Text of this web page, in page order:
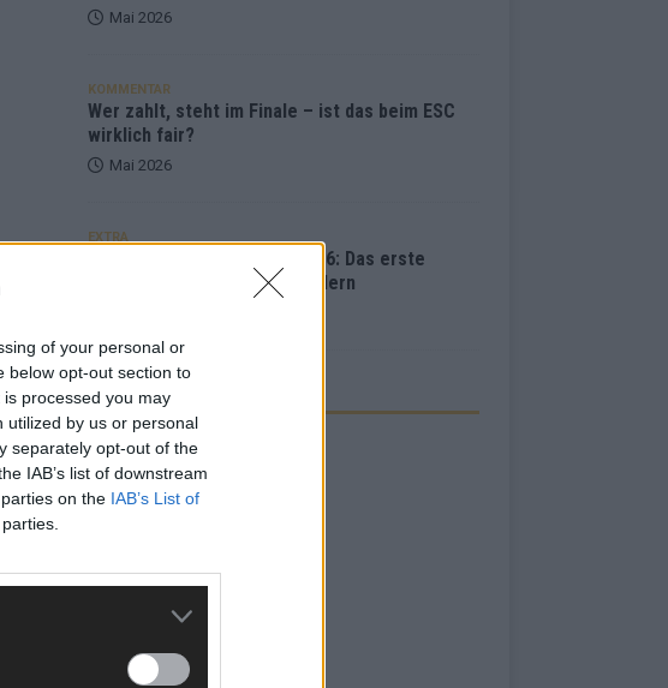
of your personal or
below opt-out section to
processed you may
utilized by us or personal
separately opt-out of the
IAB’s list of downstream
on the IAB’s List of
Mai 2026
KOMMENTAR
Wer zahlt, steht im Finale – ist das beim ESC
wirklich fair?
Mai 2026
EXTRA
Eurovision Song Contest 2026: Das erste
Halbfinale – der Abend in Bildern
AD